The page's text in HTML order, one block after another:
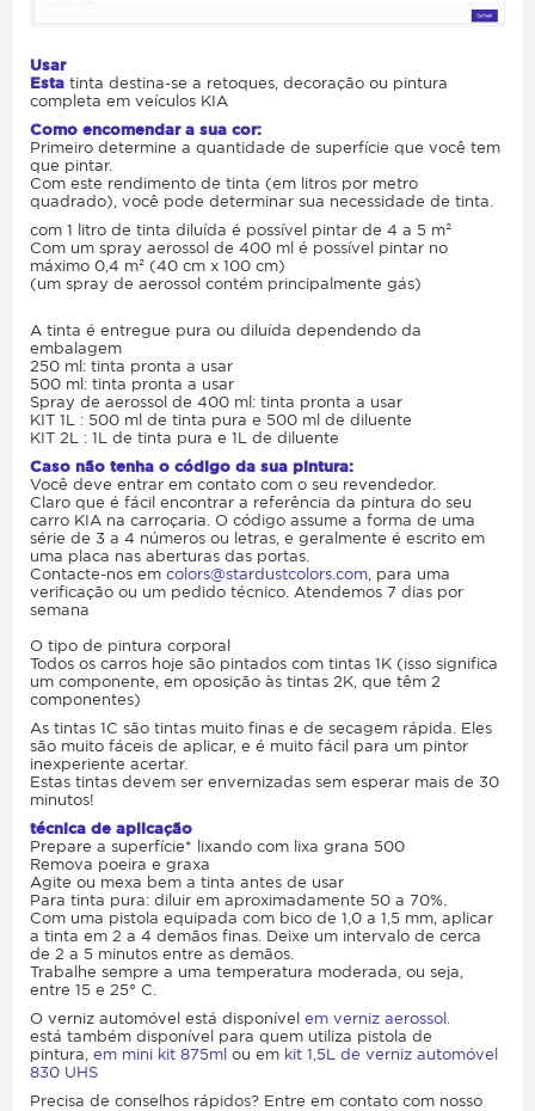
Usar
Esta tinta destina-se a retoques, decoração ou pintura
completa em veículos KIA
Como encomendar a sua cor:
Primeiro determine a quantidade de superfície que você tem
que pintar.
Com este rendimento de tinta (em litros por metro
quadrado), você pode determinar sua necessidade de tinta.
com 1 litro de tinta diluída é possível pintar de 4 a 5 m²
Com um spray aerossol de 400 ml é possível pintar no
máximo 0,4 m² (40 cm x 100 cm)
(um spray de aerossol contém principalmente gás)
A tinta é entregue pura ou diluída dependendo da
embalagem
250 ml: tinta pronta a usar
500 ml: tinta pronta a usar
Spray de aerossol de 400 ml: tinta pronta a usar
KIT 1L : 500 ml de tinta pura e 500 ml de diluente
KIT 2L : 1L de tinta pura e 1L de diluente
Caso não tenha o código da sua pintura:
Você deve entrar em contato com o seu revendedor.
Claro que é fácil encontrar a referência da pintura do seu
carro KIA na carroçaria. O código assume a forma de uma
série de 3 a 4 números ou letras, e geralmente é escrito em
uma placa nas aberturas das portas.
Contacte-nos em colors@stardustcolors.com, para uma
verificação ou um pedido técnico. Atendemos 7 dias por
semana
O tipo de pintura corporal
Todos os carros hoje são pintados com tintas 1K (isso significa
um componente, em oposição às tintas 2K, que têm 2
componentes)
As tintas 1C são tintas muito finas e de secagem rápida. Eles
são muito fáceis de aplicar, e é muito fácil para um pintor
inexperiente acertar.
Estas tintas devem ser envernizadas sem esperar mais de 30
minutos!
técnica de aplicação
Prepare a superfície* lixando com lixa grana 500
Remova poeira e graxa
Agite ou mexa bem a tinta antes de usar
Para tinta pura: diluir em aproximadamente 50 a 70%.
Com uma pistola equipada com bico de 1,0 a 1,5 mm, aplicar
a tinta em 2 a 4 demãos finas. Deixe um intervalo de cerca
de 2 a 5 minutos entre as demãos.
Trabalhe sempre a uma temperatura moderada, ou seja,
entre 15 e 25° C.
O verniz automóvel está disponível em verniz aerossol.
está também disponível para quem utiliza pistola de
pintura, em mini kit 875ml ou em kit 1,5L de verniz automóvel
830 UHS
Precisa de conselhos rápidos? Entre em contato com nosso